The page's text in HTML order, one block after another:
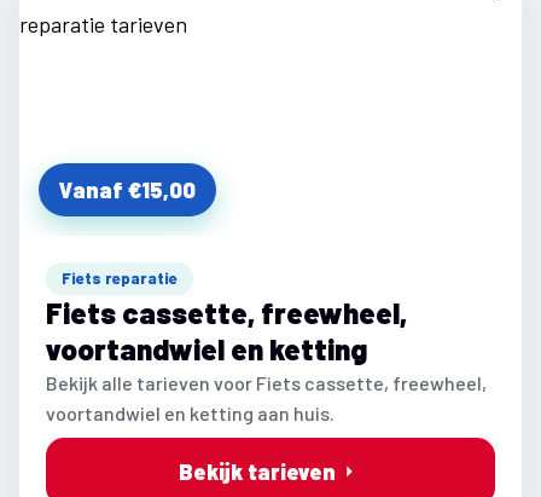
Vanaf €15,00
Fiets reparatie
Fiets cassette, freewheel,
voortandwiel en ketting
Bekijk alle tarieven voor Fiets cassette, freewheel,
voortandwiel en ketting aan huis.
Bekijk tarieven